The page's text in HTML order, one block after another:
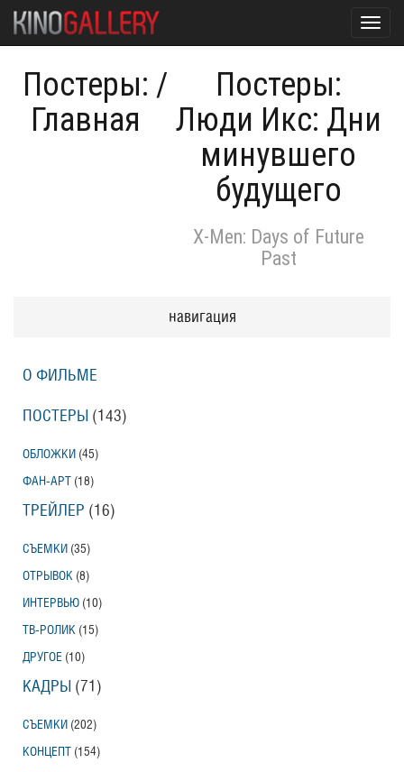
Постеры:
Главная
/
Постеры:
Люди Икс: Дни
минувшего
будущего
X-Men: Days of Future
Past
навигация
О ФИЛЬМЕ
ПОСТЕРЫ (143)
ОБЛОЖКИ (45)
ФАН-АРТ (18)
ТРЕЙЛЕР (16)
СЪЕМКИ (35)
ОТРЫВОК (8)
ИНТЕРВЬЮ (10)
ТВ-РОЛИК (15)
ДРУГОЕ (10)
КАДРЫ (71)
СЪЕМКИ (202)
КОНЦЕПТ (154)